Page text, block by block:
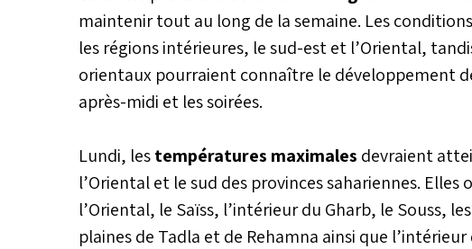
maintenir tout au long de la semaine. Les
les régions intérieures, le sud-est et l’Oriental,
orientaux pourraient connaître le développement
après-midi et les soirées.
Lundi, lestempératures maximales devraient
l’Oriental et le sud des provinces sahariennes.
l’Oriental, le Saïss, l’intérieur du Gharb, le Souss,
plaines de Tadla et de Rehamna ainsi que